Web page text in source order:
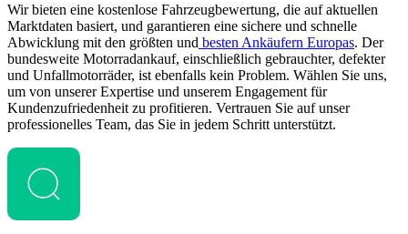
Wir bieten eine kostenlose Fahrzeugbewertung, die auf aktuellen
Marktdaten basiert, und garantieren eine sichere und schnelle
Abwicklung mit den größten und besten Ankäufern Europas. Der
bundesweite Motorradankauf, einschließlich gebrauchter, defekter
und Unfallmotorräder, ist ebenfalls kein Problem. Wählen Sie uns,
um von unserer Expertise und unserem Engagement für
Kundenzufriedenheit zu profitieren. Vertrauen Sie auf unser
professionelles Team, das Sie in jedem Schritt unterstützt.